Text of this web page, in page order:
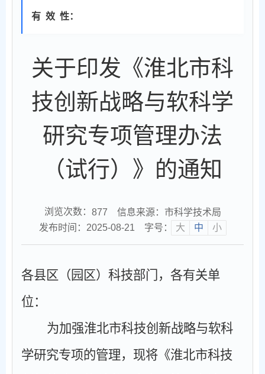
有 效 性：
关于印发《淮北市科
技创新战略与软科学
研究专项管理办法
（试行）》的通知
浏览次数： 877
信息来源：市科学技术局
发布时间：2025-08-21
字号： 大 中 小
各县区（园区）科技部门，各有关单
位：
为加强淮北市科技创新战略与软科
学研究专项的管理，现将《淮北市科技